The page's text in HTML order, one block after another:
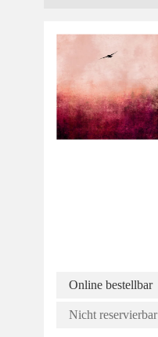
Online bestellbar
Nicht reservierbar